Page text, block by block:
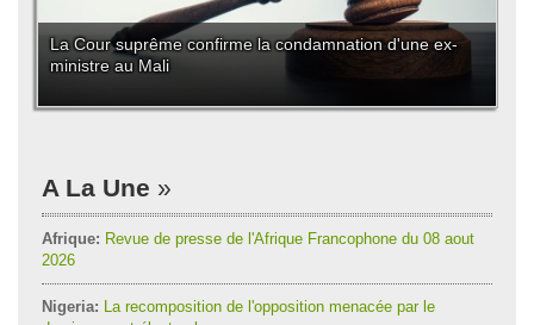
La Cour suprême confirme la condamnation d'une ex-
ministre au Mali
A La Une
Afrique: Revue de presse de l'Afrique Francophone du 08 aout
2026
Nigeria: La recomposition de l'opposition menacée par le